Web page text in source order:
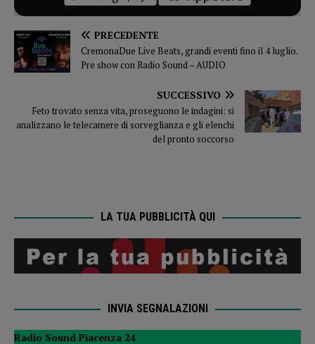
PRECEDENTE
CremonaDue Live Beats, grandi eventi fino il 4 luglio.
Pre show con Radio Sound – AUDIO
SUCCESSIVO
Feto trovato senza vita, proseguono le indagini: si
analizzano le telecamere di sorveglianza e gli elenchi
del pronto soccorso
LA TUA PUBBLICITÀ QUI
INVIA SEGNALAZIONI
Radio Sound Piacenza 24